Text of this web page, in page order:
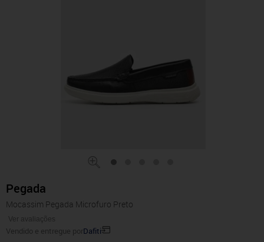
Pegada
Mocassim Pegada Microfuro Preto
Ver avaliações
Vendido e entregue porDafiti